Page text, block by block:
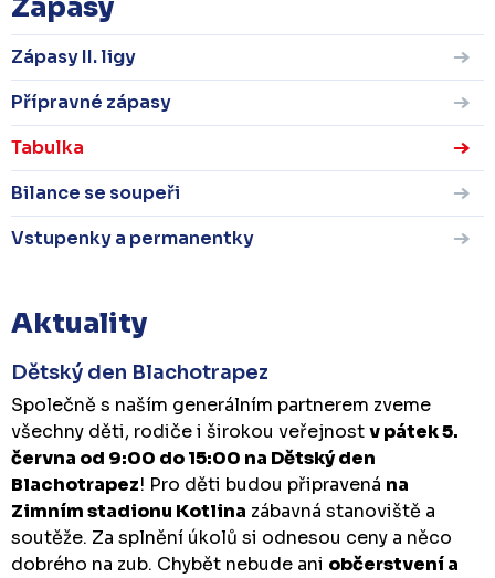
Zápasy
Zápasy II. ligy
Přípravné zápasy
Tabulka
Bilance se soupeři
Vstupenky a permanentky
Aktuality
Dětský den Blachotrapez
Společně s naším generálním partnerem zveme
všechny děti, rodiče i širokou veřejnostv pátek 5.
června od 9:00 do 15:00 na Dětský den
Blachotrapez! Pro děti budou připravená na
Zimním stadionu Kotlina zábavná stanoviště a
soutěže. Za splnění úkolů si odnesou ceny a něco
dobrého na zub. Chybět nebude ani občerstvení a